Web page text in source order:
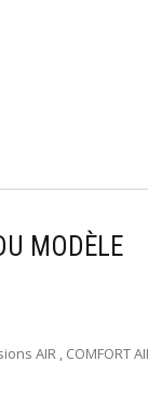
MODÈLE
AIR , COMFORT